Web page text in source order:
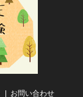
お問い合わせ